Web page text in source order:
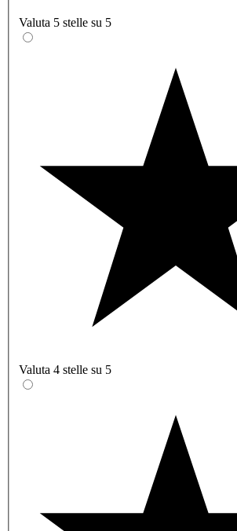
Valuta 5 stelle su 5
Valuta 4 stelle su 5